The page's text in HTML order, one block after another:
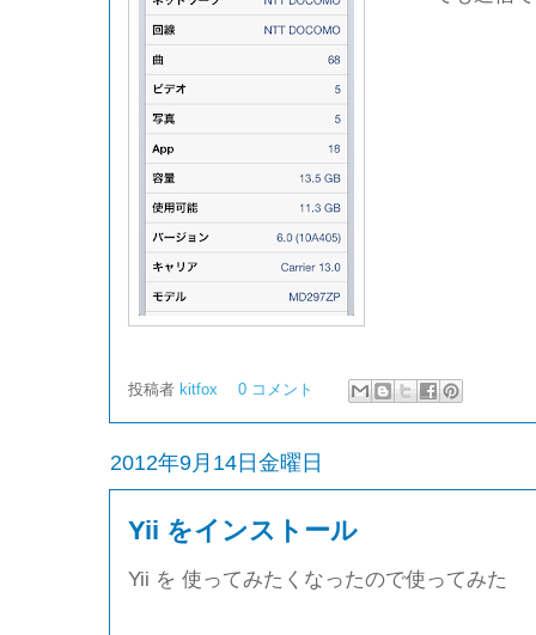
投稿者 kitfox 0 コメント
2012年9月14日金曜日
Yii をインストール
Yii を 使ってみたくなったので使ってみた